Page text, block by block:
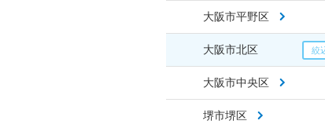
大阪市平野区
大阪市北区
大阪市中央区
堺市堺区